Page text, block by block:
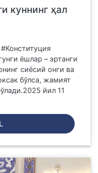
куннинг ҳал
ёшлар – эртанги
сиёсий онги ва
бўлса, жамият
йил 11